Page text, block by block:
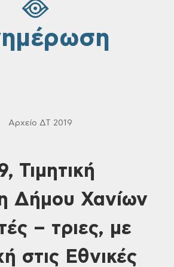
Αρχείο ΔΤ 2019
Τιμητική
Δήμου Χανίων
– τριες, με
στις Εθνικές